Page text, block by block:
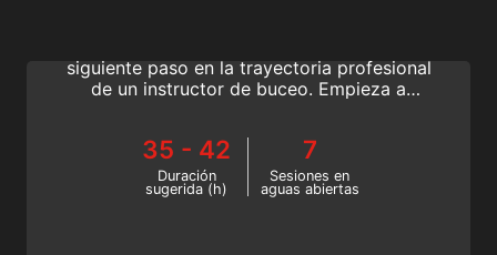
siguiente paso en la trayectoria profesional
de un instructor de buceo. Empieza a
¡Lánzate hoy mismo a la aventura que
cambiará tu vida!
35 - 42
Duración
sugerida (h)
7
Sesiones en
aguas abiertas